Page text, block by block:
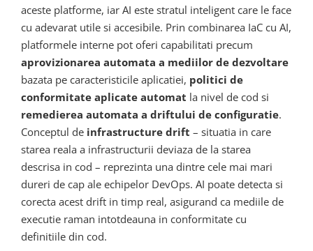
aceste platforme, iar AI este stratul inteligent care le face
cu adevarat utile si accesibile. Prin combinarea IaC cu AI,
platformele interne pot oferi capabilitati precum
aprovizionarea automata a mediilor de dezvoltare
bazata pe caracteristicile aplicatiei, politici de
conformitate aplicate automat la nivel de cod si
remedierea automata a driftului de configuratie.
Conceptul de infrastructure drift – situatia in care
starea reala a infrastructurii deviaza de la starea
descrisa in cod – reprezinta una dintre cele mai mari
dureri de cap ale echipelor DevOps. AI poate detecta si
corecta acest drift in timp real, asigurand ca mediile de
executie raman intotdeauna in conformitate cu
definitiile din cod.